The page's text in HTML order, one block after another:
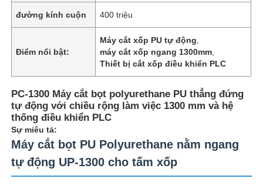
đường kính cuộn 400 triệu
Điểm nổi bật:
Máy cắt xốp PU tự động
máy cắt xốp ngang 1300mm
Thiết bị cắt xốp điều khiển PLC
PC-1300 Máy cắt bọt polyurethane PU thẳng đứng
tự động với chiều rộng làm việc 1300 mm và hệ
thống điều khiển PLC
Sự miêu tả:
Máy cắt bọt PU Polyurethane nằm ngang
tự động UP-1300 cho tấm xốp